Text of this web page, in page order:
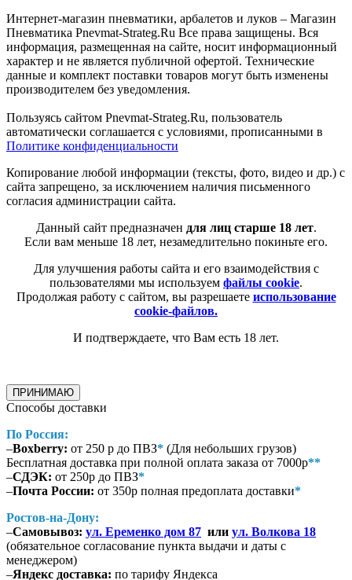
Интернет-магазин пневматики, арбалетов и луков – Магазин
Пневматика Pnevmat-Strateg.Ru Все права защищены. Вся
информация, размещенная на сайте, носит информационный
характер и не является публичной офертой. Технические
данные и комплект поставки товаров могут быть изменены
производителем без уведомления.
Пользуясь сайтом Pnevmat-Strateg.Ru, пользователь
автоматически соглашается с условиями, прописанными в
Политике конфиденциальности
Копирование любой информации (тексты, фото, видео и др.) с
сайта запрещено, за исключением наличия письменного
согласия администрации сайта.
Данный сайт предназначен для лиц старше 18 лет.
Если вам меньше 18 лет, незамедлительно покиньте его.
Для улучшения работы сайта и его взаимодействия с
пользователями мы используем файлы cookie.
Продолжая работу с сайтом, вы разрешаете использование
cookie-файлов.
И подтверждаете, что Вам есть 18 лет.
ПРИНИМАЮ
Способы доставки
По Россия:
–Boxberry: от 250 р до ПВЗ* (Для небольших грузов)
Бесплатная доставка при полной оплата заказа от 7000р**
–СДЭК: от 250р до ПВЗ*
–Почта России: от 350р полная предоплата доставки*
Ростов-на-Дону:
–Самовывоз: ул. Еременко дом 87 или ул. Волкова 18
(обязательное согласование пункта выдачи и даты с
менеджером)
–Яндекс доставка: по тарифу Яндекса